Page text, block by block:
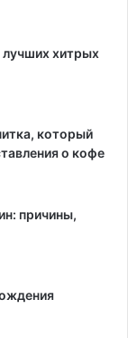
лучших хитрых
который
о кофе
причины,